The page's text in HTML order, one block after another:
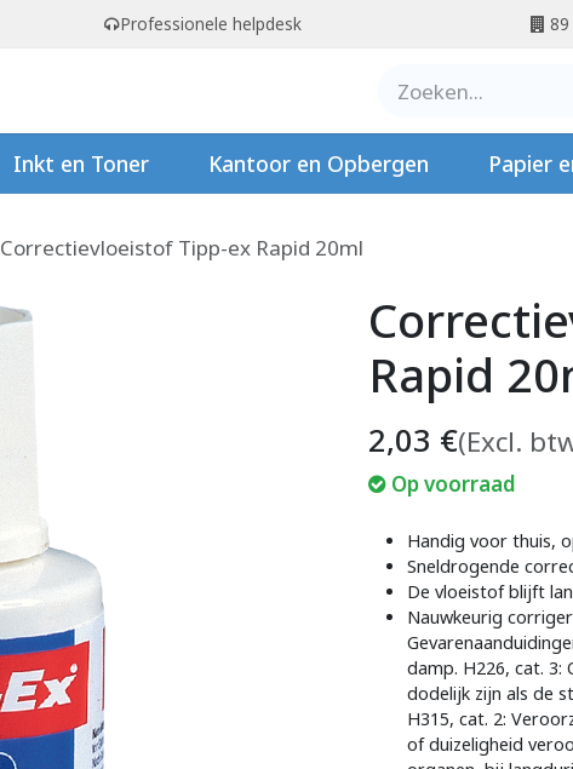
Professionele helpdesk
Inkt en Toner Kantoor en Opbergen Papier
Correctievloeistof Tipp-ex Rapid 20ml
Rapid
2,03 €(Excl.
Op voorraad
Handig voor thuis,
Sneldrogende
De vloeistof blijft
Nauwkeurig
damp. H226, cat. 3:
dodelijk zijn als de
H315, cat. 2:
of duizeligheid